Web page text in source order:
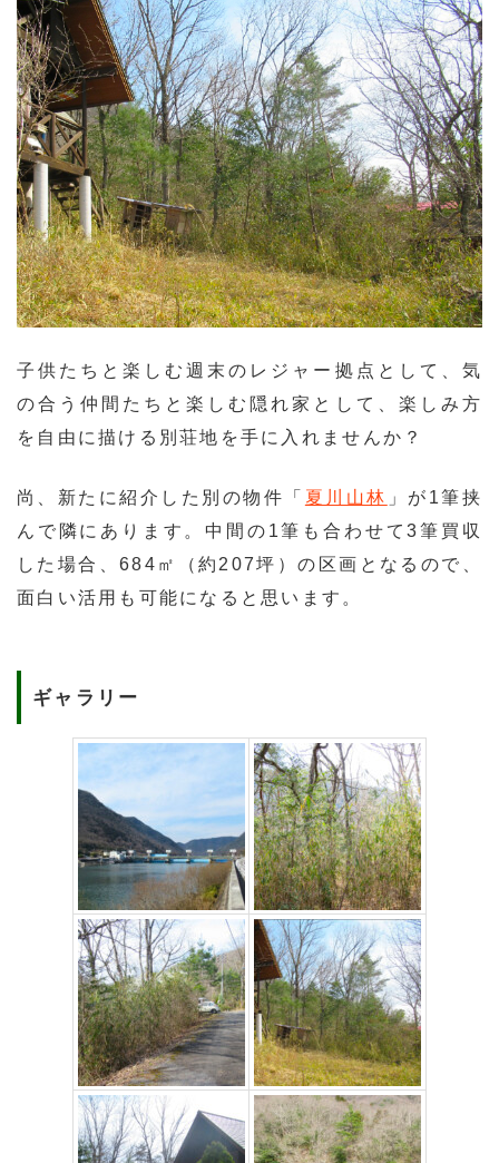
子供たちと楽しむ週末のレジャー拠点として、気
の合う仲間たちと楽しむ隠れ家として、楽しみ方
を自由に描ける別荘地を手に入れませんか？
尚、新たに紹介した別の物件「 夏川山林 」が1筆挟
んで隣にあります。中間の1筆も合わせて3筆買収
した場合、684㎡（約207坪）の区画となるので、
面白い活用も可能になると思います。
ギャラリー